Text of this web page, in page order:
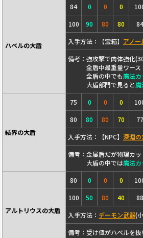
ハベルの大盾
84 0 0 0
100
90 80 80 84
入手方法：【宝箱】 アノ
備考：強攻撃で肉体強化
全盾中最重量ワースト
全盾の中でも魔法
大盾部門で見ると
結界の大盾
75 0 0 0
80
80 80 70 77
入手方法：【NPC】 深淵の
備考：金属盾だが物理カ
大盾の中では魔法
アルトリウスの大盾
80 0 0 0
100
50 80 40 88
入手方法： デーモン武器(
備考：受け値がハベルを抜